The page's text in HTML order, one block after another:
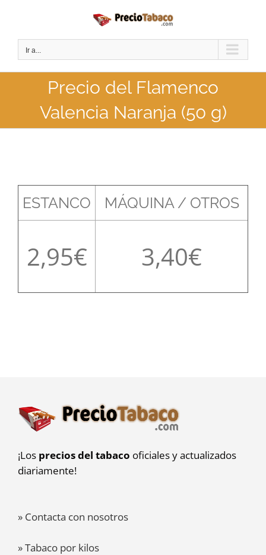
contenido
Ir a...
Precio del Flamenco
Valencia Naranja (50 g)
ESTANCO MÁQUINA / OTROS
2,95 3,40
¡Los precios del tabaco oficiales y actualizados
diariamente!
» Contacta con nosotros
» Tabaco por kilos